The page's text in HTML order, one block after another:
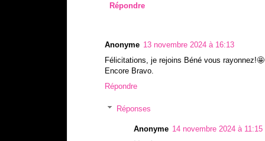
Répondre
Anonyme 13 novembre 2024 à 16:13
Félicitations, je rejoins Béné vous rayonnez!🤩
Encore Bravo.
Répondre
Réponses
Anonyme 14 novembre 2024 à 11:15